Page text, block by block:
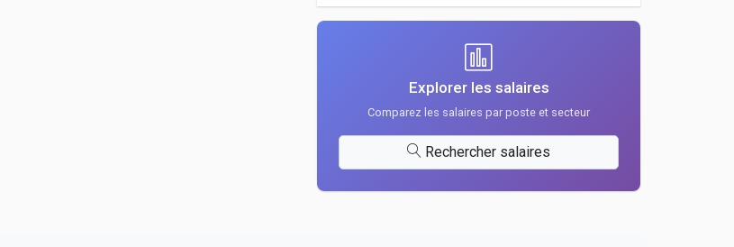
Explorer les salaires
Comparez les salaires par poste et secteur
Rechercher salaires